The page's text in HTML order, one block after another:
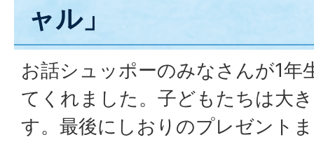
ャル」
お話シュッポーのみなさんが1年
てくれました。子どもたちは大
す。最後にしおりのプレゼント